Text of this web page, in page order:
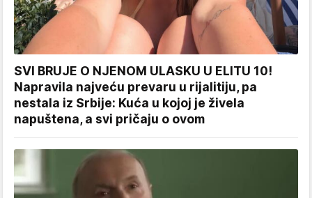
SVI BRUJE O NJENOM ULASKU U ELITU 10!
Napravila najveću prevaru u rijalitiju, pa
nestala iz Srbije: Kuća u kojoj je živela
napuštena, a svi pričaju o ovom